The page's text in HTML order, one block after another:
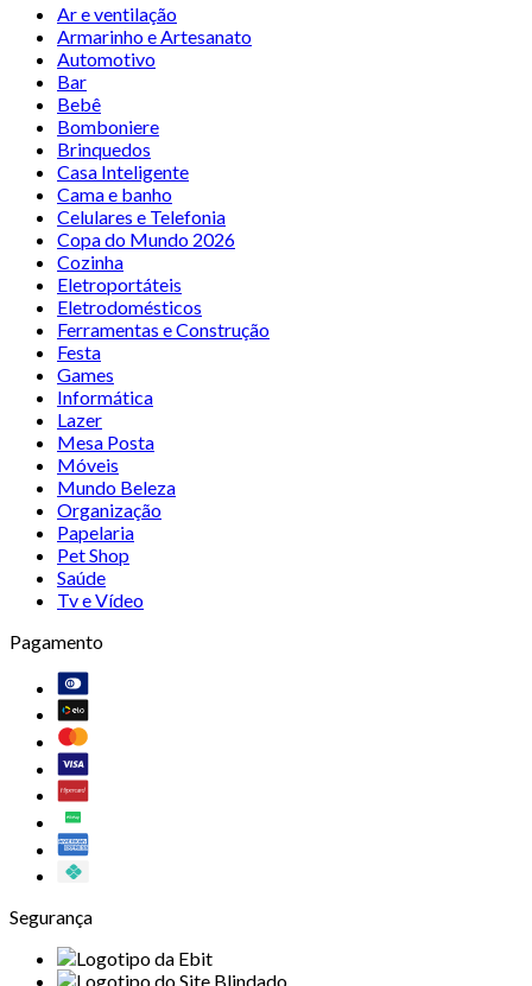
Ar e ventilação
Armarinho e Artesanato
Automotivo
Bar
Bebê
Bomboniere
Brinquedos
Casa Inteligente
Cama e banho
Celulares e Telefonia
Copa do Mundo 2026
Cozinha
Eletroportáteis
Eletrodomésticos
Ferramentas e Construção
Festa
Games
Informática
Lazer
Mesa Posta
Móveis
Mundo Beleza
Organização
Papelaria
Pet Shop
Saúde
Tv e Vídeo
Pagamento
Segurança